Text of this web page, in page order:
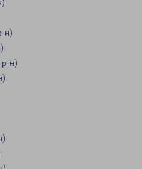
н)
р-н)